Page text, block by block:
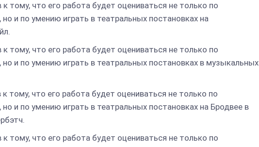
тому, что его работа будет оцениваться не только по
и по умению играть в театральных постановках на
тому, что его работа будет оцениваться не только по
но и по умению играть в театральных постановках в музыкальных
тому, что его работа будет оцениваться не только по
и по умению играть в театральных постановках на Бродвее в
тому, что его работа будет оцениваться не только по